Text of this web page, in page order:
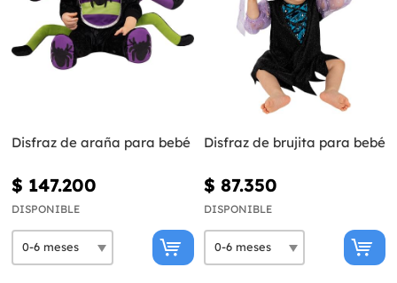
Disfraz de araña para bebé
$ 147.200
DISPONIBLE
Disfraz de brujita para bebé
$ 87.350
DISPONIBLE